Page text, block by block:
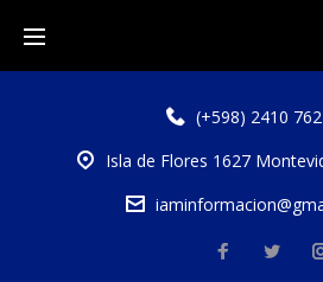
(+598) 2410
Isla de Flores 1627